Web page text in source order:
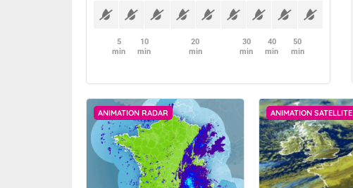
5
min
10
min
20
min
30
min
40
min
50
min
ANIMATION RADAR ANIMATION SATELLITE